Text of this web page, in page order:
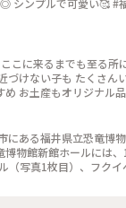
こに来るまでも至る所
コ
（写真1枚目）、フクイ
の恐竜の塔がありまし